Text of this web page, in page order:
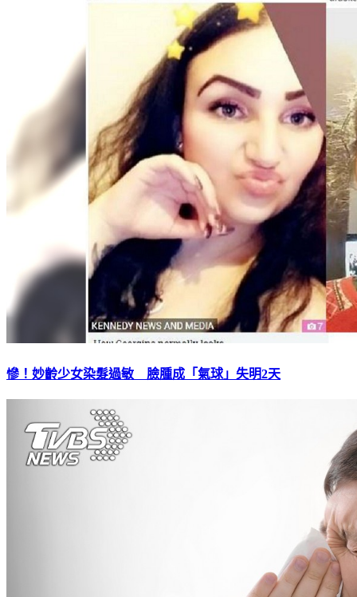
慘！妙齡少女染髮過敏 臉腫成「氣球」失明2天